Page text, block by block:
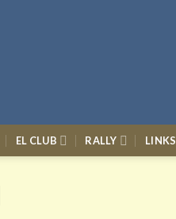
EL CLUB RALLY LINKS